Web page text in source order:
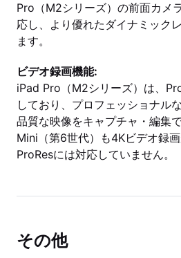
Pro（M2シリーズ）の前面カメ
応し、より優れたダイナミック
ます。
ビデオ録画機能:
iPad Pro（M2シリーズ）は、
しており、プロフェッショナル
品質な映像をキャプチャ・編集
Mini（第6世代）も4Kビデオ録画
ProResには対応していません。
その他